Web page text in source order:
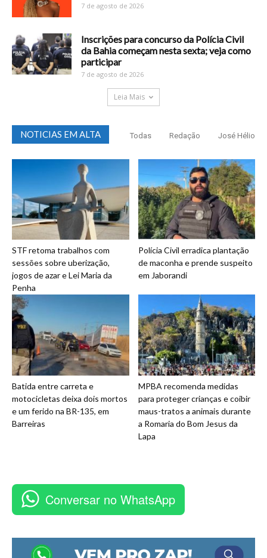
7 de agosto de 2026
Inscrições para concurso da Polícia Civil
da Bahia começam nesta sexta; veja como
participar
7 de agosto de 2026
Leia Mais
NOTICIAS EM ALTA Todas Redação José Hélio
STF retoma trabalhos com
sessões sobre uberização,
jogos de azar e Lei Maria da
Penha
Polícia Civil erradica plantação
de maconha e prende suspeito
em Jaborandi
Batida entre carreta e
motocicletas deixa dois mortos
e um ferido na BR-135, em
Barreiras
MPBA recomenda medidas
para proteger crianças e coibir
maus-tratos a animais durante
a Romaria do Bom Jesus da
Lapa
Conversar no WhatsApp